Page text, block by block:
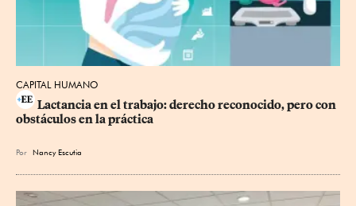
CAPITAL HUMANO
Lactancia en el trabajo: derecho reconocido, pero con
obstáculos en la práctica
Por Nancy Escutia